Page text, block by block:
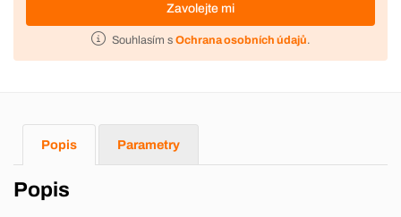
Zavolejte mi
Souhlasím s Ochrana osobních údajů.
Popis Parametry
Popis